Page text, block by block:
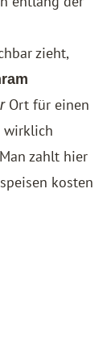
zieht,
Ort für einen
wirklich
zahlt hier
kosten